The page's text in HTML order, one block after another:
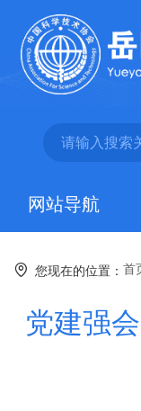
网站导航
您现在的位置： 首
党建强